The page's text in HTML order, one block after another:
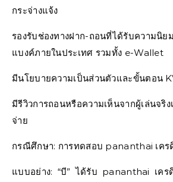
กระจ่างแจ้ง
รองรับช่องทางฝาก-ถอนที่ได้รับความนิ
แบงค์ภายในประเทศ รวมทั้ง e-Wallet
มีนโยบายความเป็นส่วนตัวและขั้นตอน
มีรีวิวการถอนหรือความเห็นจากผู้เล่นจริง
จ่าย
กรณีศึกษา: การทดสอบ pananthai เค
แบบอย่าง: “บี” ได้รับ pananthai เค